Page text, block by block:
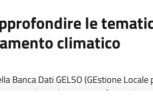
le
climatico
Banca Dati GELSO (GEstione
e duratura trasformazione